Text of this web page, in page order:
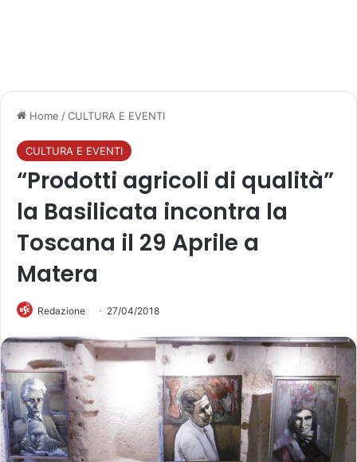
Home /CULTURA E EVENTI
CULTURA E EVENTI
“Prodotti agricoli di qualità”
la Basilicata incontra la
Toscana il 29 Aprile a
Matera
Redazione 27/04/2018